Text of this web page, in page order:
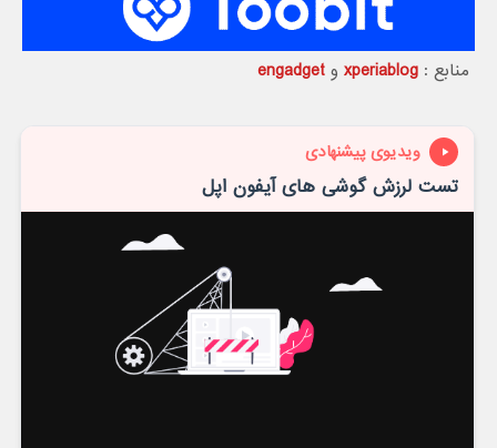
منابع :xperiablog وengadget
ویدیوی پیشنهادی
تست لرزش گوشی های آیفون اپل